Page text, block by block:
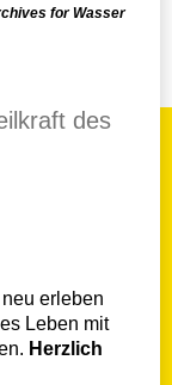
for Wasser
des
erleben
Leben mit
Herzlich